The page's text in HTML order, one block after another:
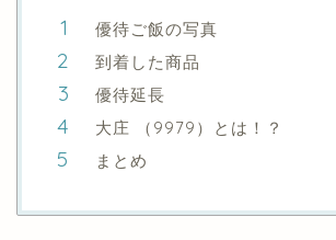
優待ご飯の写真
到着した商品
優待延長
大庄 （9979）とは！？
まとめ